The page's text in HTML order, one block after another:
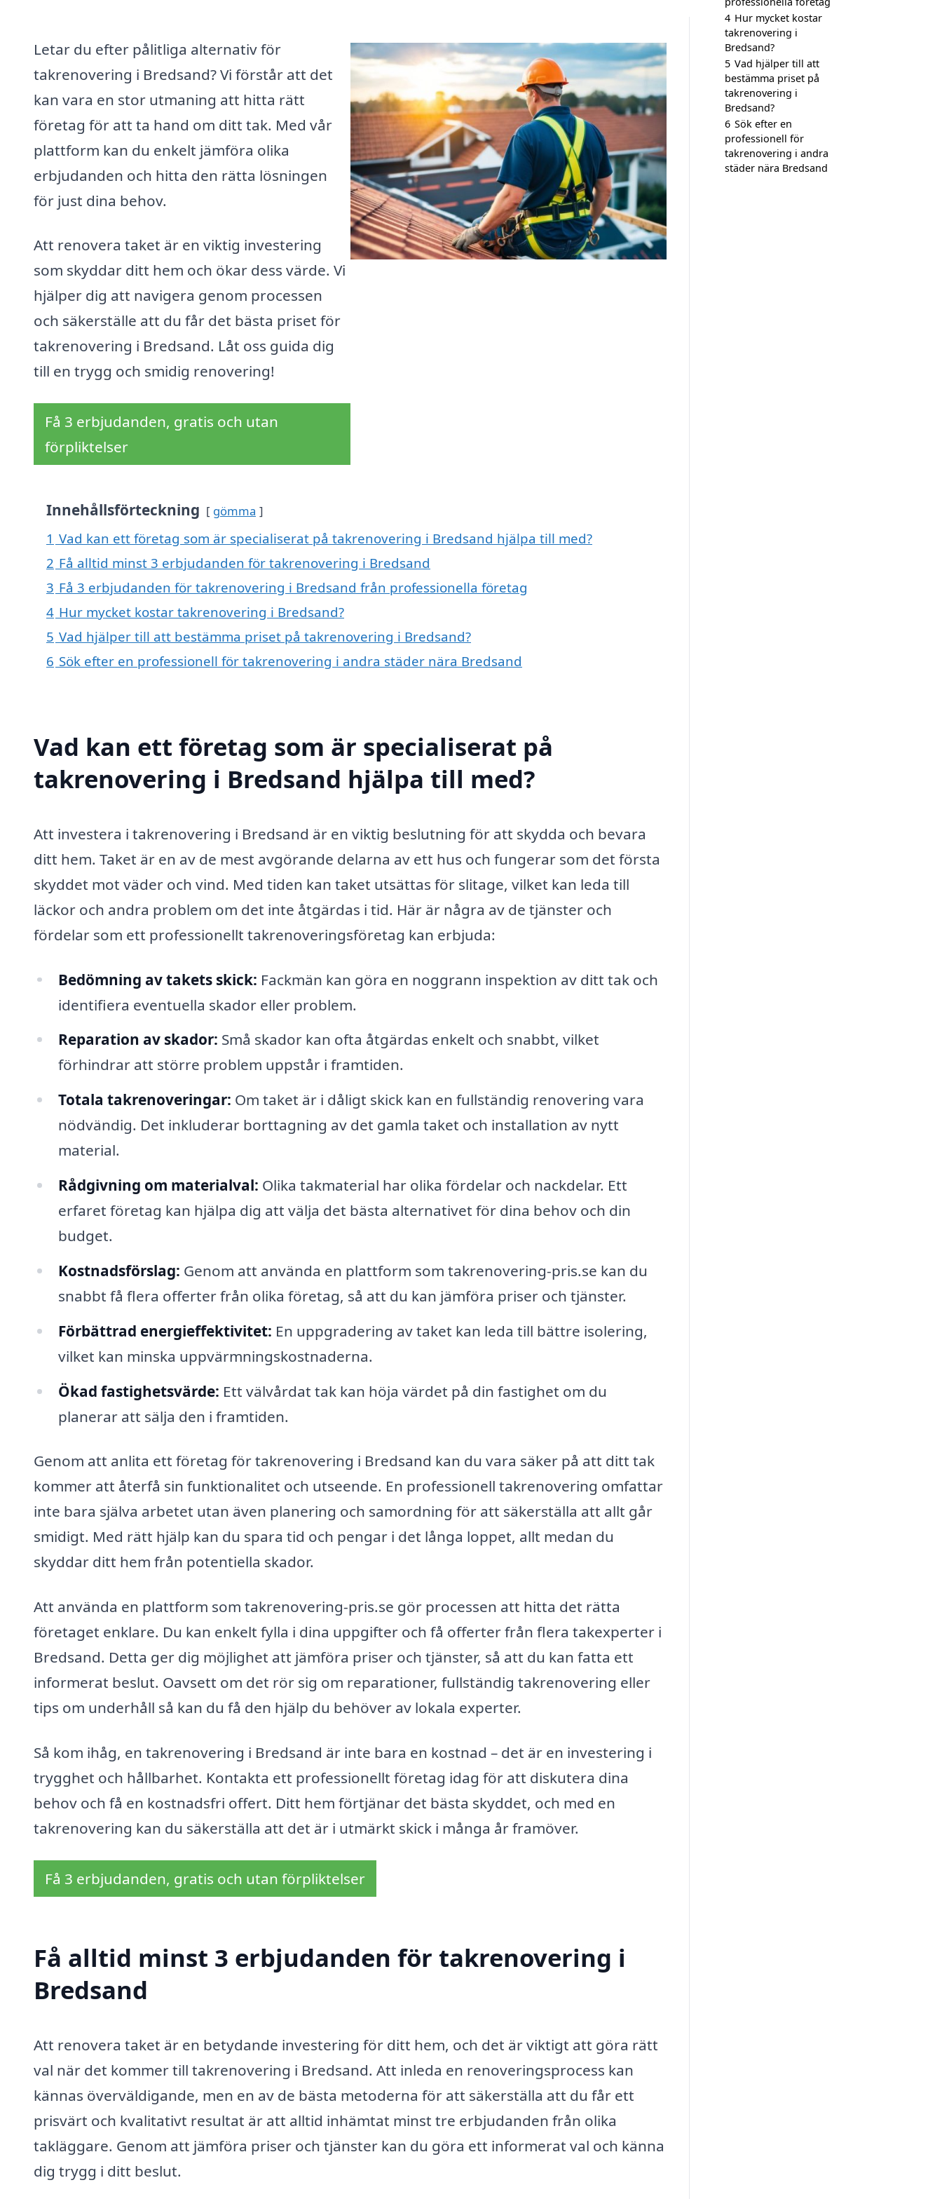
Letar du efter pålitliga alternativ för
takrenovering i Bredsand? Vi förstår att det
kan vara en stor utmaning att hitta rätt
företag för att ta hand om ditt tak. Med vår
plattform kan du enkelt jämföra olika
erbjudanden och hitta den rätta lösningen
för just dina behov.
Att renovera taket är en viktig investering
som skyddar ditt hem och ökar dess värde. Vi
hjälper dig att navigera genom processen
och säkerställe att du får det bästa priset för
takrenovering i Bredsand. Låt oss guida dig
till en trygg och smidig renovering!
Få 3 erbjudanden, gratis och utan
förpliktelser
Innehållsförteckning gömma
1 Vad kan ett företag som är specialiserat på takrenovering i Bredsand hjälpa till med?
2 Få alltid minst 3 erbjudanden för takrenovering i Bredsand
3 Få 3 erbjudanden för takrenovering i Bredsand från professionella företag
4 Hur mycket kostar takrenovering i Bredsand?
5 Vad hjälper till att bestämma priset på takrenovering i Bredsand?
6 Sök efter en professionell för takrenovering i andra städer nära Bredsand
Vad kan ett företag som är specialiserat på
takrenovering i Bredsand hjälpa till med?
Att investera i takrenovering i Bredsand är en viktig beslutning för att skydda och bevara
ditt hem. Taket är en av de mest avgörande delarna av ett hus och fungerar som det första
skyddet mot väder och vind. Med tiden kan taket utsättas för slitage, vilket kan leda till
läckor och andra problem om det inte åtgärdas i tid. Här är några av de tjänster och
fördelar som ett professionellt takrenoveringsföretag kan erbjuda:
Bedömning av takets skick: Fackmän kan göra en noggrann inspektion av ditt tak och
identifiera eventuella skador eller problem.
Reparation av skador: Små skador kan ofta åtgärdas enkelt och snabbt, vilket
förhindrar att större problem uppstår i framtiden.
Totala takrenoveringar: Om taket är i dåligt skick kan en fullständig renovering vara
nödvändig. Det inkluderar borttagning av det gamla taket och installation av nytt
material.
Rådgivning om materialval: Olika takmaterial har olika fördelar och nackdelar. Ett
erfaret företag kan hjälpa dig att välja det bästa alternativet för dina behov och din
budget.
Kostnadsförslag: Genom att använda en plattform som takrenovering-pris.se kan du
snabbt få flera offerter från olika företag, så att du kan jämföra priser och tjänster.
Förbättrad energieffektivitet: En uppgradering av taket kan leda till bättre isolering,
vilket kan minska uppvärmningskostnaderna.
Ökad fastighetsvärde: Ett välvårdat tak kan höja värdet på din fastighet om du
planerar att sälja den i framtiden.
Genom att anlita ett företag för takrenovering i Bredsand kan du vara säker på att ditt tak
kommer att återfå sin funktionalitet och utseende. En professionell takrenovering omfattar
inte bara själva arbetet utan även planering och samordning för att säkerställa att allt går
smidigt. Med rätt hjälp kan du spara tid och pengar i det långa loppet, allt medan du
skyddar ditt hem från potentiella skador.
Att använda en plattform som takrenovering-pris.se gör processen att hitta det rätta
företaget enklare. Du kan enkelt fylla i dina uppgifter och få offerter från flera takexperter i
Bredsand. Detta ger dig möjlighet att jämföra priser och tjänster, så att du kan fatta ett
informerat beslut. Oavsett om det rör sig om reparationer, fullständig takrenovering eller
tips om underhåll så kan du få den hjälp du behöver av lokala experter.
Så kom ihåg, en takrenovering i Bredsand är inte bara en kostnad – det är en investering i
trygghet och hållbarhet. Kontakta ett professionellt företag idag för att diskutera dina
behov och få en kostnadsfri offert. Ditt hem förtjänar det bästa skyddet, och med en
takrenovering kan du säkerställa att det är i utmärkt skick i många år framöver.
Få 3 erbjudanden, gratis och utan förpliktelser
Få alltid minst 3 erbjudanden för takrenovering i
Bredsand
Att renovera taket är en betydande investering för ditt hem, och det är viktigt att göra rätt
val när det kommer till takrenovering i Bredsand. Att inleda en renoveringsprocess kan
kännas överväldigande, men en av de bästa metoderna för att säkerställa att du får ett
prisvärt och kvalitativt resultat är att alltid inhämtat minst tre erbjudanden från olika
takläggare. Genom att jämföra priser och tjänster kan du göra ett informerat val och känna
dig trygg i ditt beslut.
4 Hur mycket kostar
takrenovering i
Bredsand?
5 Vad hjälper till att
bestämma priset på
takrenovering i
Bredsand?
6 Sök efter en
professionell för
takrenovering i andra
städer nära Bredsand